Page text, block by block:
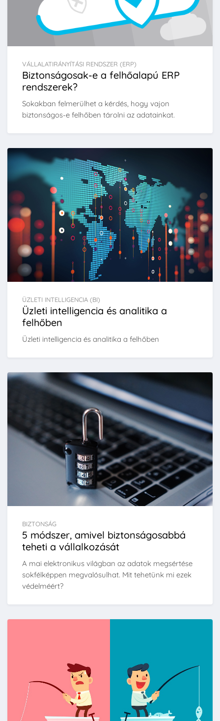
VÁLLALATIRÁNYÍTÁSI RENDSZER (ERP)
Biztonságosak-e a felhőalapú ERP
rendszerek?
Sokakban felmerülhet a kérdés, hogy vajon
biztonságos-e felhőben tárolni az adatainkat.
ÜZLETI INTELLIGENCIA (BI)
Üzleti intelligencia és analitika a
felhőben
Üzleti intelligencia és analitika a felhőben
BIZTONSÁG
5 módszer, amivel biztonságosabbá
teheti a vállalkozását
A mai elektronikus világban az adatok megsértése
sokfélképpen megvalósulhat. Mit tehetünk mi ezek
védelméért?